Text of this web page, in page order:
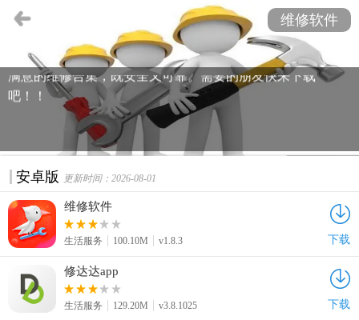
水平的变高基本家家户户都有电器，在我们日常生活中总会
或多或少的遇见一些突发意外，可能是家里的某样家电故
障，也可能是哪个地方破损，本站为大家带来能够给你一个
满意的维修合集，既安全又可靠。需要的朋友快来下载
吧！！
维修软件
安卓版 更新时间：2026-08-01
维修软件
生活服务 100.10M v1.8.3 下载
修达达app
生活服务 129.20M v3.8.1025 下载